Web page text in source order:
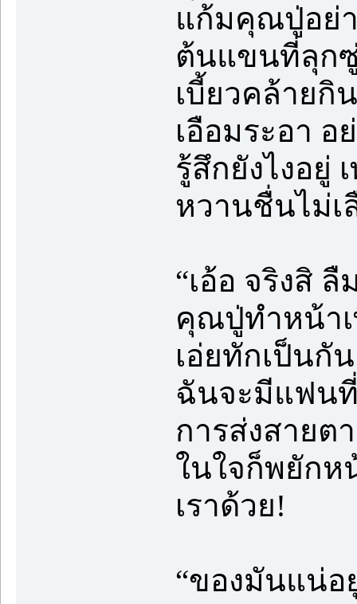
แก้มคุณปู่อย่
ต้นแขนที่ลุก
เบี้ยวคล้ายกิ
เอือมระอา อ
รู้สึกยังไงอยู่
หวานชื่นไม่เ
“เอ้อ จริงสิ
คุณปู่ทำหน้า
เอ่ยทักเป็นกั
ฉันจะมีแฟน
การส่งสายต
ในใจก็พยักห
เราด้วย!
“ของมันแน่อ